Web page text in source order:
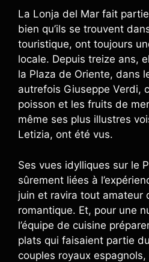
La Lonja del Mar fait
bien qu’ils se trouvent
touristique, ont toujours
locale. Depuis treize ans,
la Plaza de Oriente, dans
autrefois Giuseppe Verdi,
poisson et les fruits de
même ses plus illustres
Letizia, ont été vus.
Ses vues idylliques sur le
sûrement liées à
juin et ravira tout amateur
romantique. Et, pour une
l’équipe de cuisine
plats qui faisaient partie
couples royaux